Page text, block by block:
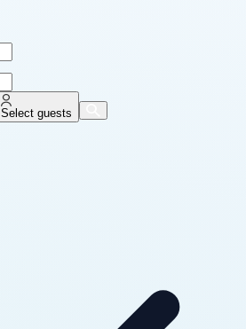
Select guests